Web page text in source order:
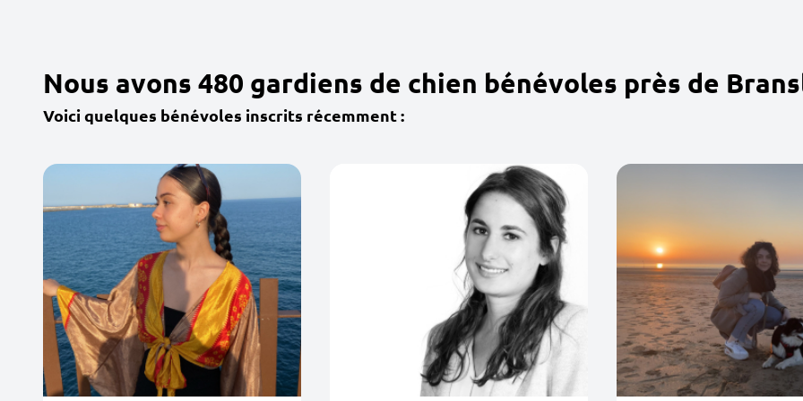
Nous avons 480 gardiens de chien bénévoles près de
Voici quelques bénévoles inscrits récemment :